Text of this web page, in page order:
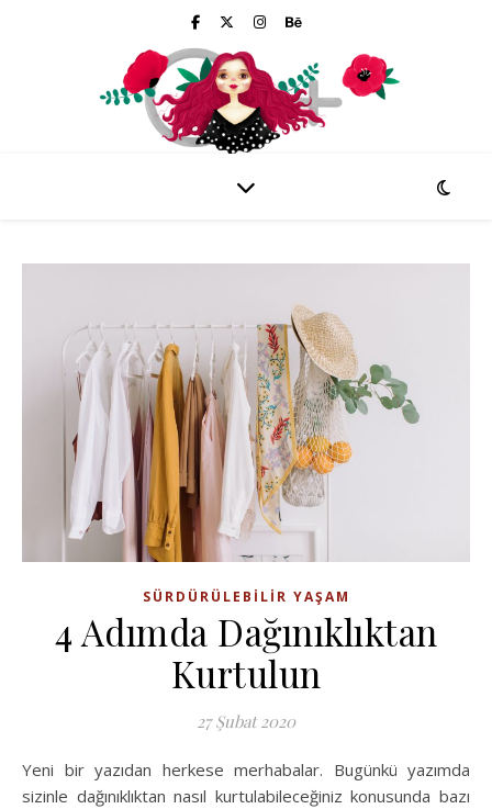
SÜRDÜRÜLEBILIR YAŞAM
4 Adımda Dağınıklıktan
Kurtulun
27 Şubat 2020
Yeni bir yazıdan herkese merhabalar. Bugünkü yazımda
sizinle dağınıklıktan nasıl kurtulabileceğiniz konusunda bazı